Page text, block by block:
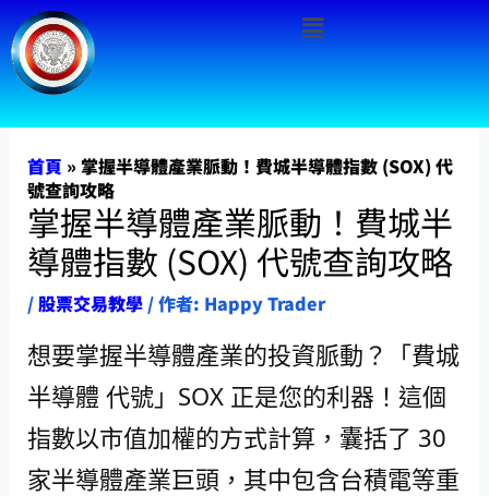
跳
至
主
要
Menu
首頁 » 掌握半導體產業脈動！費城半導體指數 (SOX) 代
號查詢攻略
掌握半導體產業脈動！費城半
導體指數 (SOX) 代號查詢攻略
/股票交易教學/ 作者: Happy Trader
想要掌握半導體產業的投資脈動？「費城
半導體 代號」SOX 正是您的利器！這個
指數以市值加權的方式計算，囊括了 30
家半導體產業巨頭，其中包含台積電等重